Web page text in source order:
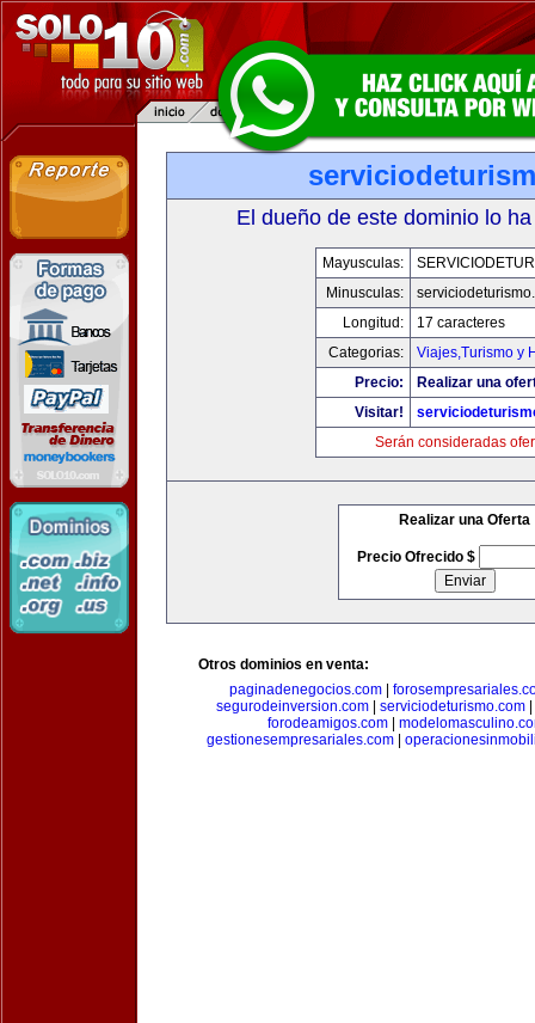
El dueño de este dominio lo
Mayusculas:
Minusculas:
Longitud:
17 caracteres
Categorias:
Viajes,Turismo y
Precio:
Realizar una
Visitar!
Serán consideradas
Realizar una Oferta
Precio Ofrecido $
Otros dominios en venta:
paginadenegocios.com
segurodeinversion.com| serviciodeturismo.com|
forodeamigos.com
gestionesempresariales.com